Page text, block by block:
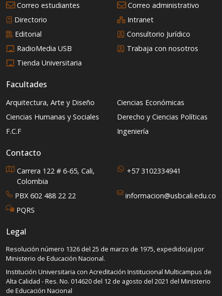
Correo estudiantes
Correo administrativo
Directorio
Intranet
Editorial
Consultorio Jurídico
RadioMedia USB
Trabaja con nosotros
Tienda Universitaria
Facultades
Arquitectura, Arte y Diseño
Ciencias Económicas
Ciencias Humanas y Sociales
Derecho y Ciencias Políticas
F.C.F
Ingeniería
Contacto
Carrera 122 # 6-65, Cali,
Colombia
+57 3102334941
PBX 602 488 22 22
informacion@usbcali.edu.co
PQRS
Legal
Resolución número 1326 del 25 de marzo de 1975, expedido(a) por
Ministerio de Educación Nacional.
Institución Universitaria con Acreditación Institucional Multicampus de
Alta Calidad - Res. No. 014620 del 12 de agosto del 2021 del Ministerio
de Educación Nacional